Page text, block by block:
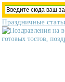
Праздничные